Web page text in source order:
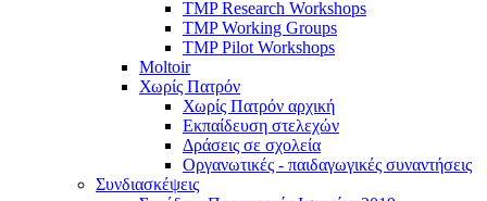
TMP Research Workshops
TMP Working Groups
TMP Pilot Workshops
Moltoir
Χωρίς Πατρόν
Χωρίς Πατρόν αρχική
Εκπαίδευση στελεχών
Δράσεις σε σχολεία
Οργανωτικές - παιδαγωγικές συναντήσεις
Συνδιασκέψεις